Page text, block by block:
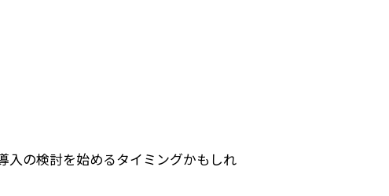
入の検討を始めるタイミングかもしれ